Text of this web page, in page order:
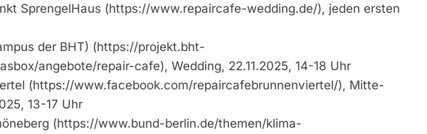
SprengelHaus (https://www.repaircafe-wedding.de/), jeden ersten
der BHT) (https://projekt.bht-
angebote/repair-cafe), Wedding, 22.11.2025, 14-18 Uhr
(https://www.facebook.com/repaircafebrunnenviertel/), Mitte-
13-17 Uhr
(https://www.bund-berlin.de/themen/klima-